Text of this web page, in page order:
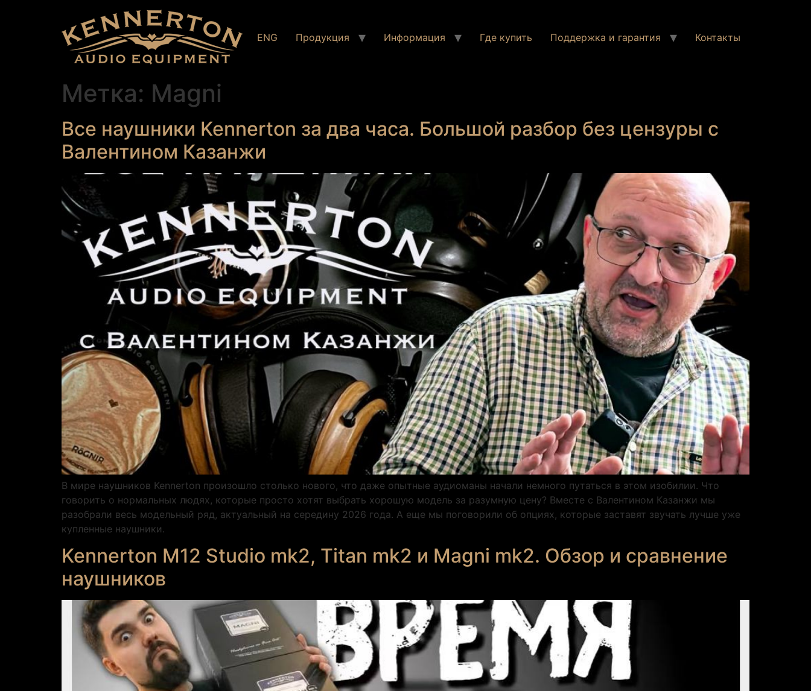
ENG Продукция Информация Где купить Поддержка и гарантия Контакты
Метка: Magni
Все наушники Kennerton за два часа. Большой разбор без цензуры с
Валентином Казанжи
В мире наушников Kennerton произошло столько нового, что даже опытные аудиоманы начали немного путаться в этом изобилии. Что
говорить о нормальных людях, которые просто хотят выбрать хорошую модель за разумную цену? Вместе с Валентином Казанжи мы
разобрали весь модельный ряд, актуальный на середину 2026 года. А еще мы поговорили об опциях, которые заставят звучать лучше уже
купленные наушники.
Kennerton M12 Studio mk2, Titan mk2 и Magni mk2. Обзор и сравнение
наушников